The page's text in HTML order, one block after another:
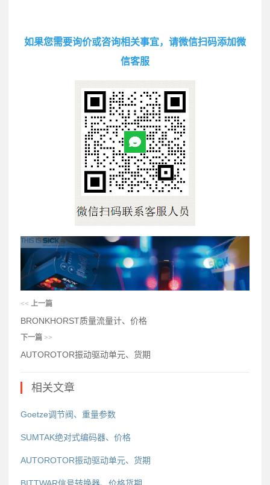
如果您需要询价或咨询相关事宜，请微信扫码添加微
信客服
<< 上一篇
BRONKHORST质量流量计、价格
下一篇 >>
AUTOROTOR振动驱动单元、货期
相关文章
Goetze调节阀、重量参数
SUMTAK绝对式编码器、价格
AUTOROTOR振动驱动单元、货期
BITTWAR信号转换器、价格货期